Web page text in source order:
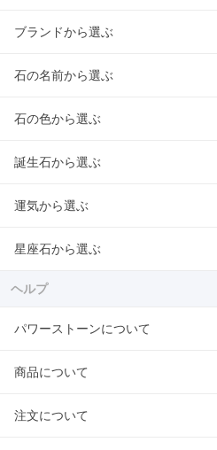
ブランドから選ぶ
石の名前から選ぶ
石の色から選ぶ
誕生石から選ぶ
運気から選ぶ
星座石から選ぶ
ヘルプ
パワーストーンについて
商品について
注文について